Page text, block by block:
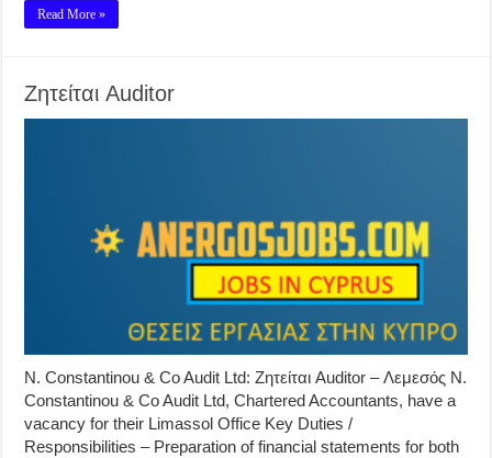
Read More »
Ζητείται Auditor
N. Constantinou & Co Audit Ltd: Ζητείται Auditor – Λεμεσός N.
Constantinou & Co Audit Ltd, Chartered Accountants, have a
vacancy for their Limassol Office Key Duties /
Responsibilities – Preparation of financial statements for both